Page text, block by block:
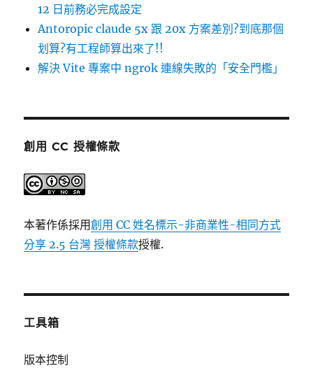
12 日前務必完成設定
Antoropic claude 5x 跟 20x 方案差別?到底那個
划算?有工程師算出來了!!
解決 Vite 專案中 ngrok 連線失敗的「安全門檻」
創用 CC 授權條款
本著作係採用創用 CC 姓名標示-非商業性-相同方式
分享 2.5 台灣 授權條款授權.
工具箱
版本控制